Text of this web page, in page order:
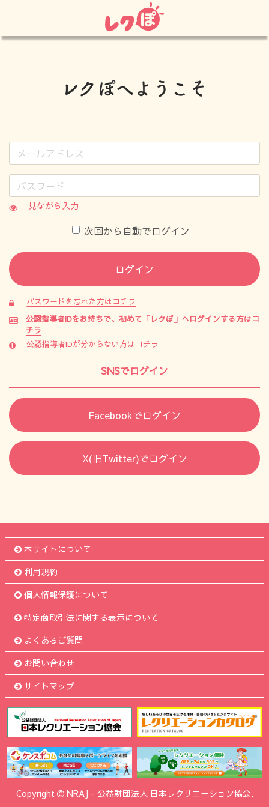
見ながら入力
次回から自動でログイン
ログイン
パスワードを忘れた方はコチラ
公認指導者IDをお持ちで、初めて「レクぽ」へログインする方はコ
チラ
公認指導者IDが分からない方はコチラ
SNSでログイン
Facebookでログイン
X(旧Twitter)でログイン
本サイトについて
利用規約
個人情報保護について
特定商取引法に関する表示について
よくあるご質問
お問い合わせ
サイトマップ
Copyright NRAJ - 公益財団法人 日本レクリエーション協会.